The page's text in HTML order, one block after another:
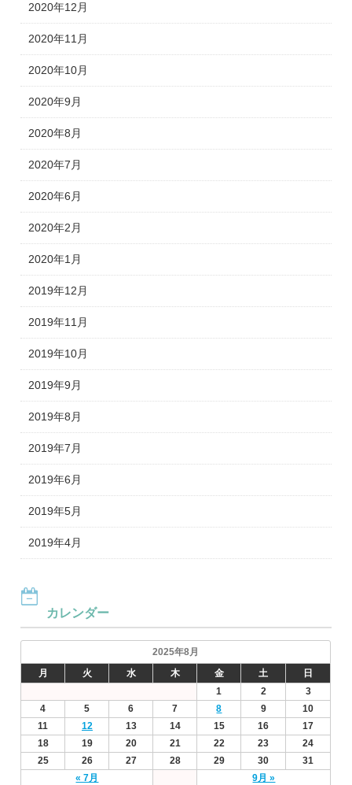
2020年12月
2020年11月
2020年10月
2020年9月
2020年8月
2020年7月
2020年6月
2020年2月
2020年1月
2019年12月
2019年11月
2019年10月
2019年9月
2019年8月
2019年7月
2019年6月
2019年5月
2019年4月
カレンダー
2025年8月
月
火 水 木 金 土 日
« 7月 9月 »
1 2
3
4
5 6 7 8 9
10
11
12 13 14 15 16
17
18
19 20 21 22 23
24
25
26 27 28 29 30 31